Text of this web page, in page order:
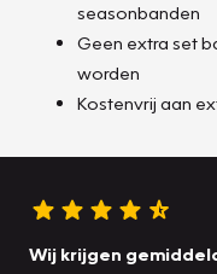
seasonbanden
Geen extra set
worden
Kostenvrij aan
Wij krijgen